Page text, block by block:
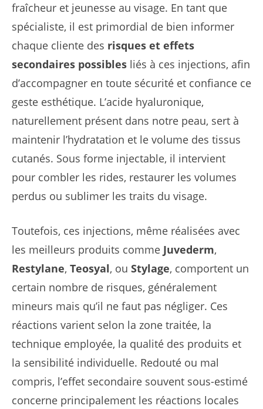
fraîcheur et jeunesse au visage. En tant que
spécialiste, il est primordial de bien informer
chaque cliente des risques et effets
secondaires possibles liés à ces injections, afin
d’accompagner en toute sécurité et confiance ce
geste esthétique. L’acide hyaluronique,
naturellement présent dans notre peau, sert à
maintenir l’hydratation et le volume des tissus
cutanés. Sous forme injectable, il intervient
pour combler les rides, restaurer les volumes
perdus ou sublimer les traits du visage.
Toutefois, ces injections, même réalisées avec
les meilleurs produits comme Juvederm,
Restylane, Teosyal, ou Stylage, comportent un
certain nombre de risques, généralement
mineurs mais qu’il ne faut pas négliger. Ces
réactions varient selon la zone traitée, la
technique employée, la qualité des produits et
la sensibilité individuelle. Redouté ou mal
compris, l’effet secondaire souvent sous-estimé
concerne principalement les réactions locales